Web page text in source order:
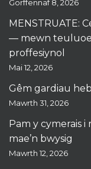
Gorffennaf 8, 2026
MENSTRUATE:
— mewn
proffesiynol
Mai 12, 2026
Gêm gardiau
Mawrth 31, 2026
Pam y cymerais i
mae’n bwysig
Mawrth 12, 2026